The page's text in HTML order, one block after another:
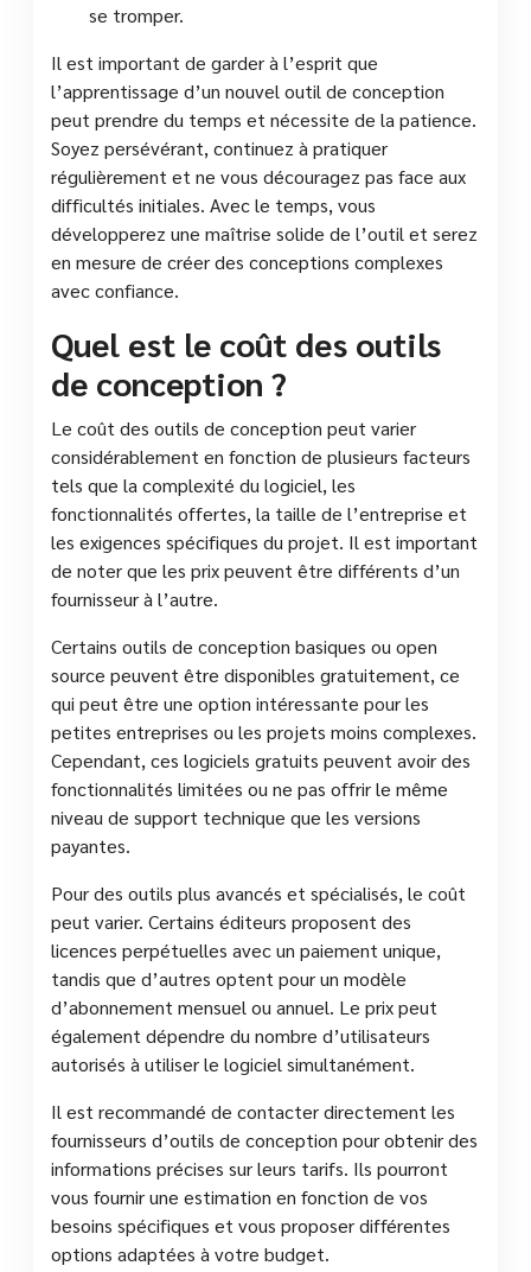
se tromper.
Il est important de garder à l’esprit que
l’apprentissage d’un nouvel outil de conception
peut prendre du temps et nécessite de la patience.
Soyez persévérant, continuez à pratiquer
régulièrement et ne vous découragez pas face aux
difficultés initiales. Avec le temps, vous
développerez une maîtrise solide de l’outil et serez
en mesure de créer des conceptions complexes
avec confiance.
Quel est le coût des outils
de conception ?
Le coût des outils de conception peut varier
considérablement en fonction de plusieurs facteurs
tels que la complexité du logiciel, les
fonctionnalités offertes, la taille de l’entreprise et
les exigences spécifiques du projet. Il est important
de noter que les prix peuvent être différents d’un
fournisseur à l’autre.
Certains outils de conception basiques ou open
source peuvent être disponibles gratuitement, ce
qui peut être une option intéressante pour les
petites entreprises ou les projets moins complexes.
Cependant, ces logiciels gratuits peuvent avoir des
fonctionnalités limitées ou ne pas offrir le même
niveau de support technique que les versions
payantes.
Pour des outils plus avancés et spécialisés, le coût
peut varier. Certains éditeurs proposent des
licences perpétuelles avec un paiement unique,
tandis que d’autres optent pour un modèle
d’abonnement mensuel ou annuel. Le prix peut
également dépendre du nombre d’utilisateurs
autorisés à utiliser le logiciel simultanément.
Il est recommandé de contacter directement les
fournisseurs d’outils de conception pour obtenir des
informations précises sur leurs tarifs. Ils pourront
vous fournir une estimation en fonction de vos
besoins spécifiques et vous proposer différentes
options adaptées à votre budget.